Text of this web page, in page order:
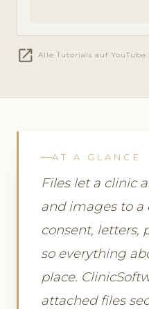
open_in_new Alle Tutorials auf YouTube
AT A GLANCE
Files let a clinic
and images to
consent, letters,
so everything
place.
attached files